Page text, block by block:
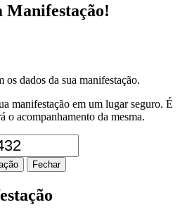
Manifestação!
dados da sua manifestação.
manifestação em um lugar seguro. É
o acompanhamento da mesma.
Fechar